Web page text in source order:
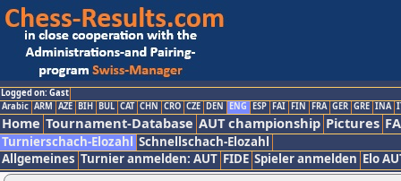
Logged on: Gast
Arabic ARM AZE BIH BUL CAT CHN CRO CZE DEN ENG ESP FAI FIN FRA GER GRE INA
Home Tournament-Database AUT championship Pictures
Turnierschach-Elozahl Schnellschach-Elozahl
Allgemeines Turnier anmelden: AUT FIDE Spieler anmelden Elo